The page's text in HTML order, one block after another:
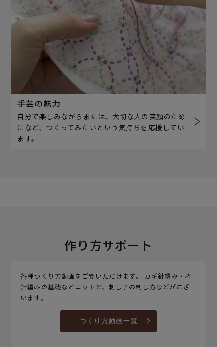
手芸の魅力
自分で楽しみながらまたは、大切な人の笑顔のため
になど、つくってみたいという気持ちを応援してい
ます。
作り方サポート
各種つくり方動画をご覧いただけます。 カギ針編み・棒
針編みの基礎などニットと、刺し子の刺し方などがござ
います。
つくり方動画一覧